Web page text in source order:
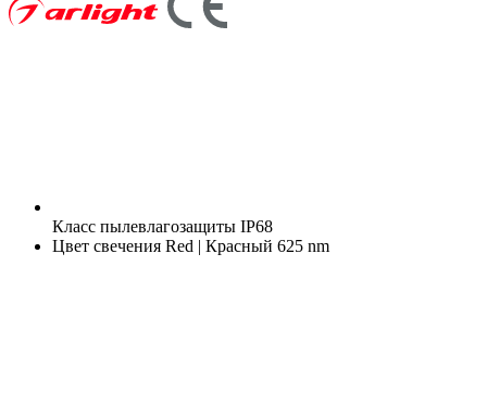
Класс пылевлагозащиты IP68
Цвет свечения Red | Красный 625 nm